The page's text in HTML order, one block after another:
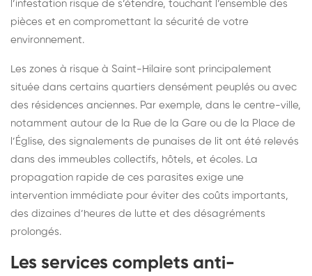
l’infestation risque de s’étendre, touchant l’ensemble des
pièces et en compromettant la sécurité de votre
environnement.
Les zones à risque à Saint-Hilaire sont principalement
située dans certains quartiers densément peuplés ou avec
des résidences anciennes. Par exemple, dans le centre-ville,
notamment autour de la Rue de la Gare ou de la Place de
l’Église, des signalements de punaises de lit ont été relevés
dans des immeubles collectifs, hôtels, et écoles. La
propagation rapide de ces parasites exige une
intervention immédiate pour éviter des coûts importants,
des dizaines d’heures de lutte et des désagréments
prolongés.
Les services complets anti-